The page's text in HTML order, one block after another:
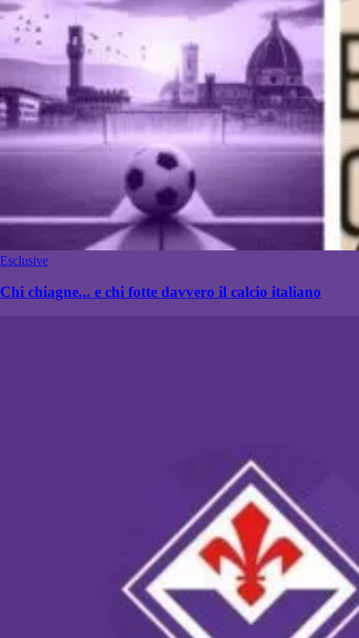
Esclusive
Chi chiagne... e chi fotte davvero il calcio italiano